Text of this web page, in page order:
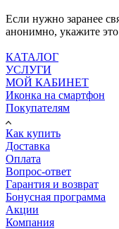
Если нужно заранее
анонимно, укажите
КАТАЛОГ
УСЛУГИ
МОЙ КАБИНЕТ
Иконка на смартфон
Покупателям
Как купить
Доставка
Оплата
Вопрос-ответ
Гарантия и возврат
Бонусная программа
Акции
Компания